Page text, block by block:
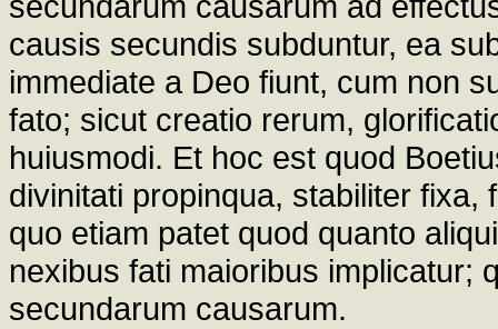
causis secundis subduntur, ea
immediate a Deo fiunt, cum non
fato; sicut creatio rerum,
huiusmodi. Et hoc est quod
divinitati propinqua, stabiliter
quo etiam patet quod quanto
nexibus fati maioribus implicatur;
secundarum causarum.